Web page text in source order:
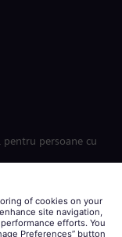
pentru persoane cu